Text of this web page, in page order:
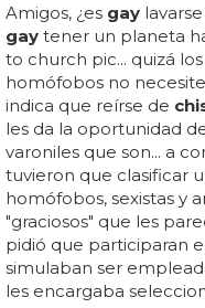
Amigos, ¿es gay
gay tener un planeta
to church pic... quizá
homófobos no
indica que reírse de
les da la oportunidad
varoniles que son... a
tuvieron que clasificar
homófobos, sexistas y
"graciosos" que les
pidió que participaran
simulaban ser
les encargaba